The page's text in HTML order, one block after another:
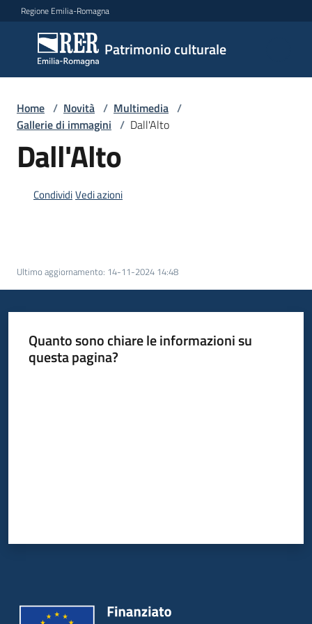
Vai al contenuto
Vai alla navigazione
Vai al footer
Regione Emilia-Romagna
Patrimonio culturale
Patrimonio
culturale
Argomenti
Leggi
Atti
Piani
Programmi
Home / Novità / Multimedia /
Gallerie di immagini / Dall'Alto
Dall'Alto
CondividiVedi azioni
Ultimo aggiornamento: 14-11-2024 14:48
Quanto sono chiare le informazioni su
questa pagina?